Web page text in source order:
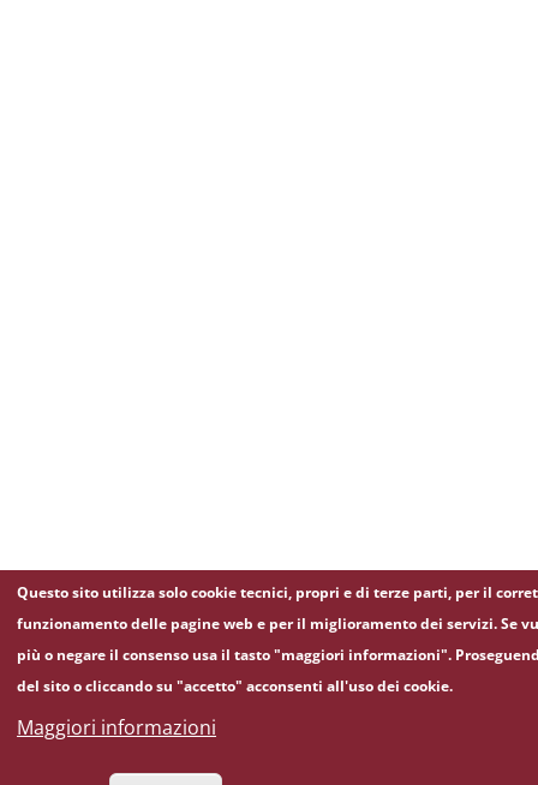
Questo sito utilizza solo cookie tecnici, propri e di terze parti, per il
funzionamento delle pagine web e per il miglioramento dei servizi. Se
più o negare il consenso usa il tasto "maggiori informazioni".
del sito o cliccando su "accetto" acconsenti all'uso dei cookie.
Maggiori informazioni